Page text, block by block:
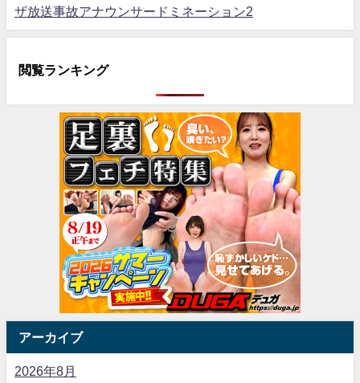
ザ放送事故アナウンサードミネーション2
閲覧ランキング
アーカイブ
2026年8月